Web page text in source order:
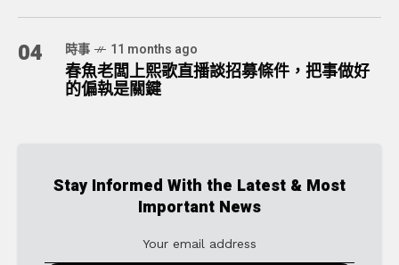
04 時事 11 months ago
春魚老闆上熙歌直播談招募條件，把事做好
的偏執是關鍵
Stay Informed With the Latest & Most
Important News